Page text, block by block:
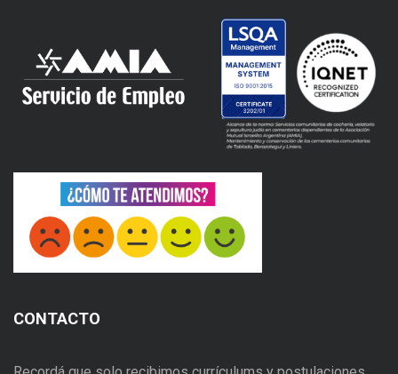
CONTACTO